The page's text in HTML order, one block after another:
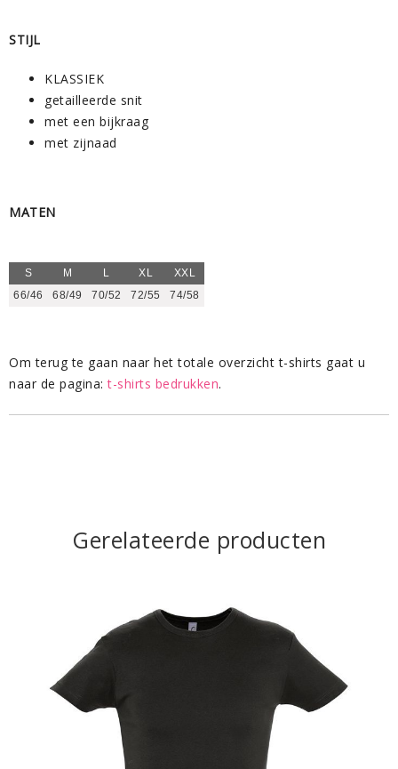
STIJL
KLASSIEK
getailleerde snit
met een bijkraag
met zijnaad
MATEN
S M L XL
XXL
66/46
68/49 70/52 72/55 74/58
Om terug te gaan naar het totale overzicht t-shirts gaat u
naar de pagina:t-shirts bedrukken.
Gerelateerde producten